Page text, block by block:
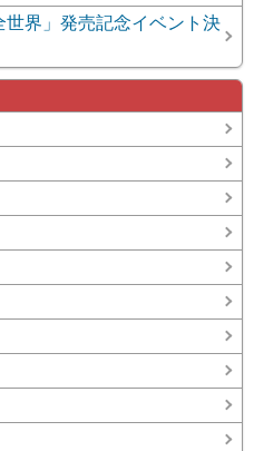
世界」発売記念イベント決